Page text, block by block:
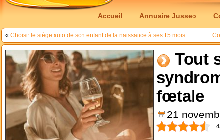
Accueil Annuaire Jusseo
« Choisir le siège auto de son enfant de la naissance à ses 15 mois
Tout
fœtale
21